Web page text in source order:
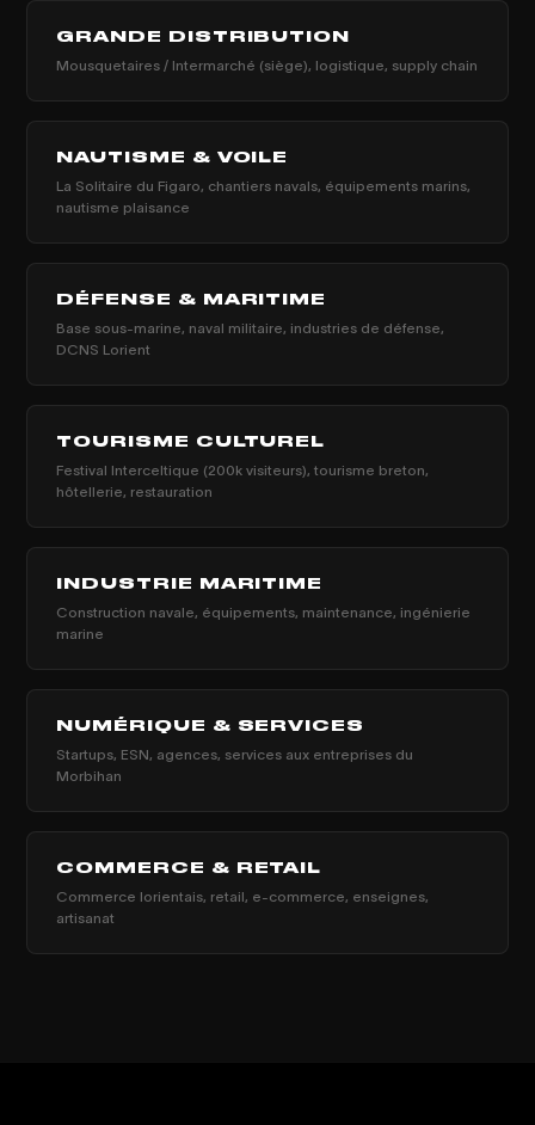
GRANDE DISTRIBUTION
Mousquetaires / Intermarché (siège), logistique, supply chain
NAUTISME & VOILE
La Solitaire du Figaro, chantiers navals, équipements marins,
nautisme plaisance
DÉFENSE & MARITIME
Base sous-marine, naval militaire, industries de défense,
DCNS Lorient
TOURISME CULTUREL
Festival Interceltique (200k visiteurs), tourisme breton,
hôtellerie, restauration
INDUSTRIE MARITIME
Construction navale, équipements, maintenance, ingénierie
marine
NUMÉRIQUE & SERVICES
Startups, ESN, agences, services aux entreprises du
Morbihan
COMMERCE & RETAIL
Commerce lorientais, retail, e-commerce, enseignes,
artisanat